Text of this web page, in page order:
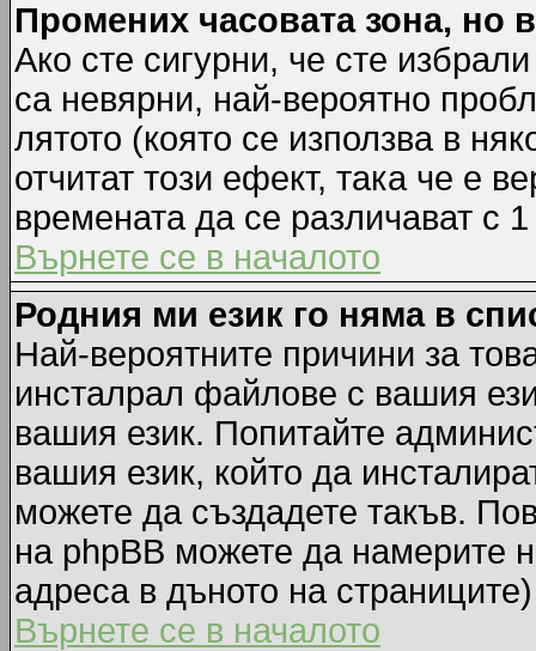
Промених часовата зона, но
Ако сте сигурни, че сте
са невярни, най-вероятно
лятото (която се използва в
отчитат този ефект, така че е
времената да се различават с
Върнете се в началото
Родния ми език го няма в
Най-вероятните причини за
инсталрал файлове с вашия
вашия език. Попитайте
вашия език, който да
можете да създадете такъв.
на phpBB можете да намерите
адреса в дъното на страниците)
Върнете се в началото